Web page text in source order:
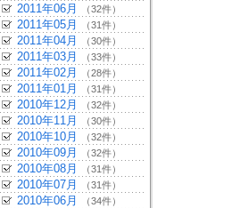
2011年06月 （32件）
2011年05月 （31件）
2011年04月 （30件）
2011年03月 （33件）
2011年02月 （28件）
2011年01月 （31件）
2010年12月 （32件）
2010年11月 （30件）
2010年10月 （32件）
2010年09月 （32件）
2010年08月 （31件）
2010年07月 （31件）
2010年06月 （34件）